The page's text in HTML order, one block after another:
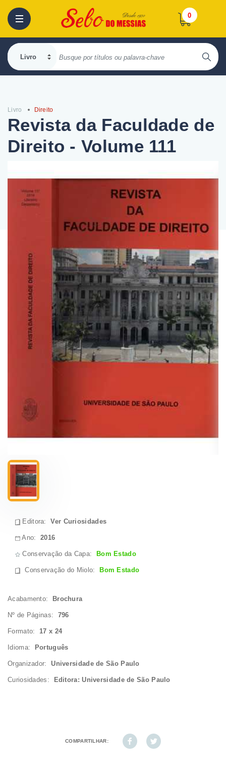
0
Livro Direito
Revista da Faculdade de
Direito - Volume 111
Editora:Ver Curiosidades
Ano:2016
Conservação da Capa: Bom Estado
Conservação do Miolo: Bom Estado
Acabamento: Brochura
Nº de Páginas: 796
Formato: 17 x 24
Idioma: Português
Organizador:Universidade de São Paulo
Curiosidades: Editora: Universidade de São Paulo
COMPARTILHAR: